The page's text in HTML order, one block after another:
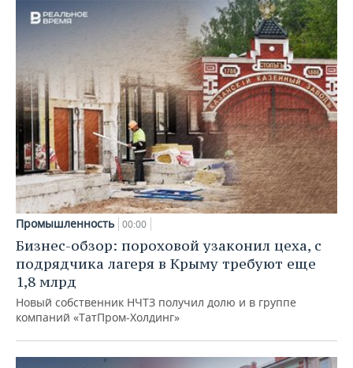
Промышленность 00:00
Бизнес-обзор: пороховой узаконил цеха, с
подрядчика лагеря в Крыму требуют еще
1,8 млрд
Новый собственник НЧТЗ получил долю и в группе
компаний «ТатПром-Холдинг»